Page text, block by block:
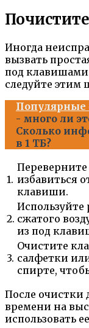
Иногда
вызвать
под
следуйте этим
Популярные
- много ли
Сколько
в 1 ТБ?
1. избавиться
клавиши.
2.
Используйте
сжатого
из под
3.
Очистите
салфетки
спирте,
После очистки
времени на
использовать